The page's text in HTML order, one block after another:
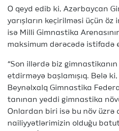
O qeyd edib ki, Azərbaycan
yarışların keçirilməsi üçün öz
isə Milli Gimnastika
maksimum dərəcədə istifadə
“Son illərdə biz
etdirməyə başlamışıq. Belə
Beynəlxalq Gimnastika
tanınan yeddi gimnastika
Onlardan biri isə bu növ üzrə
nailiyyətlərimizin olduğu batut